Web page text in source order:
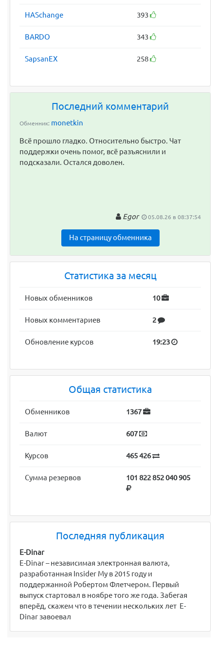
HASchange 393
BARDO 343
SapsanEX 258
Последний комментарий
Обменник: monetkin
Всё прошло гладко. Относительно быстро. Чат
поддержки очень помог, всё разъяснили и
подсказали. Остался доволен.
Egor 05.08.26 в 08:37:54
На страницу обменника
Статистика за месяц
Новых обменников 10
Новых комментариев 2
Обновление курсов 19:23
Общая статистика
Обменников 1367
Валют 607
Курсов 465 426
Сумма резервов 101 822 852 040 905
Последняя публикация
E-Dinar
E-Dinar – независимая электронная валюта,
разработанная Insider My в 2015 году и
поддержанной Робертом Флетчером. Первый
выпуск стартовал в ноябре того же года. Забегая
вперёд, скажем что в течении нескольких лет E-
Dinar завоевал